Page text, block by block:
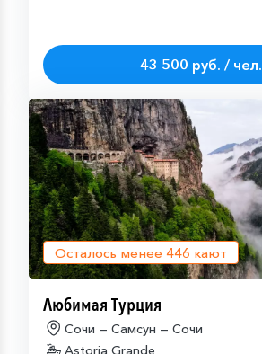
43 500 руб. / чел.
Осталось менее 446 кают
Любимая Турция
Сочи — Самсун — Сочи
Astoria Grande